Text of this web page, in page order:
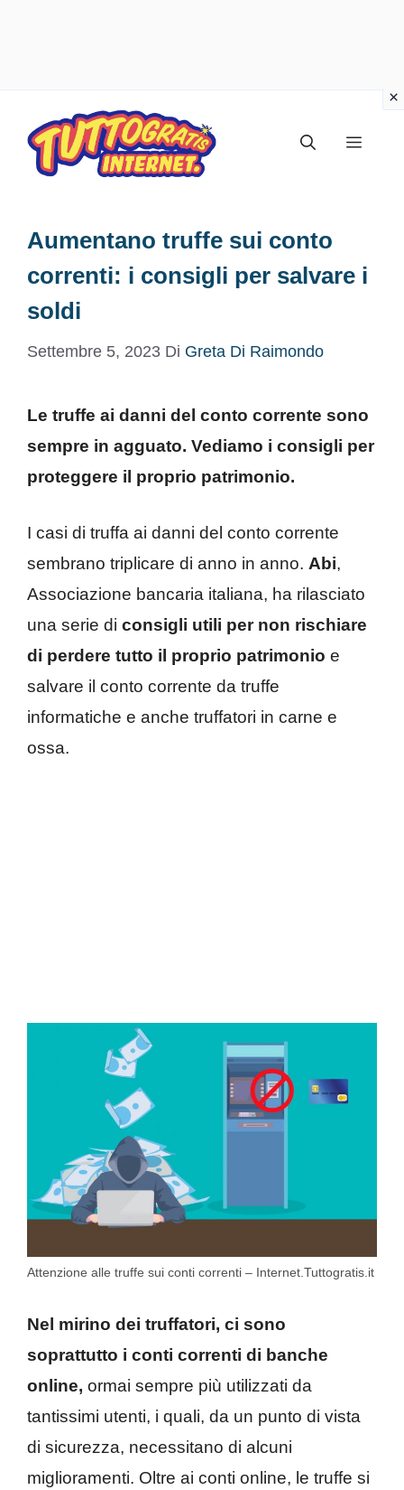
contenuto
Menu
Aumentano truffe sui conto
correnti: i consigli per salvare i
soldi
Settembre 5, 2023 Di Greta Di Raimondo
Le truffe ai danni del conto corrente sono
sempre in agguato. Vediamo i consigli per
proteggere il proprio patrimonio.
I casi di truffa ai danni del conto corrente
sembrano triplicare di anno in anno. Abi,
Associazione bancaria italiana, ha rilasciato
una serie di consigli utili per non rischiare
di perdere tutto il proprio patrimonio e
salvare il conto corrente da truffe
informatiche e anche truffatori in carne e
ossa.
Attenzione alle truffe sui conti correnti – Internet.Tuttogratis.it
Nel mirino dei truffatori, ci sono
soprattutto i conti correnti di banche
online, ormai sempre più utilizzati da
tantissimi utenti, i quali, da un punto di vista
di sicurezza, necessitano di alcuni
miglioramenti. Oltre ai conti online, le truffe si